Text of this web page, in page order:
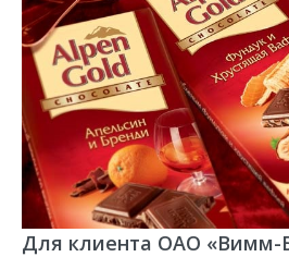
Для клиента ОАО